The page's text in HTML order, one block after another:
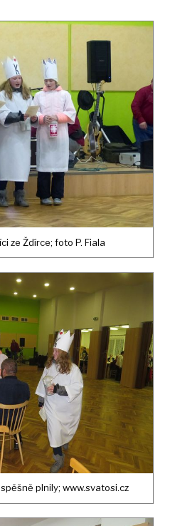
ze Ždírce; foto P. Fiala
plnily; www.svatosi.cz